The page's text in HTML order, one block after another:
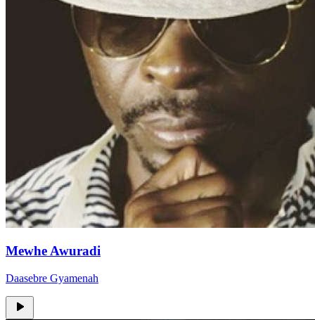
Mewhe Awuradi
Daasebre Gyamenah